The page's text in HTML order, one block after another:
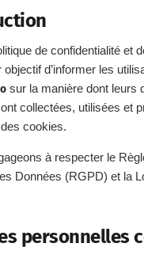
de confidentialité et
d’informer les
sur la manière dont leurs
collectées, utilisées et
cookies.
à respecter le
Données (RGPD) et la
personnelles